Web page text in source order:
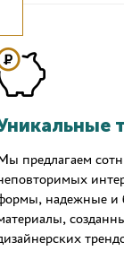
предлагаем
надежные и